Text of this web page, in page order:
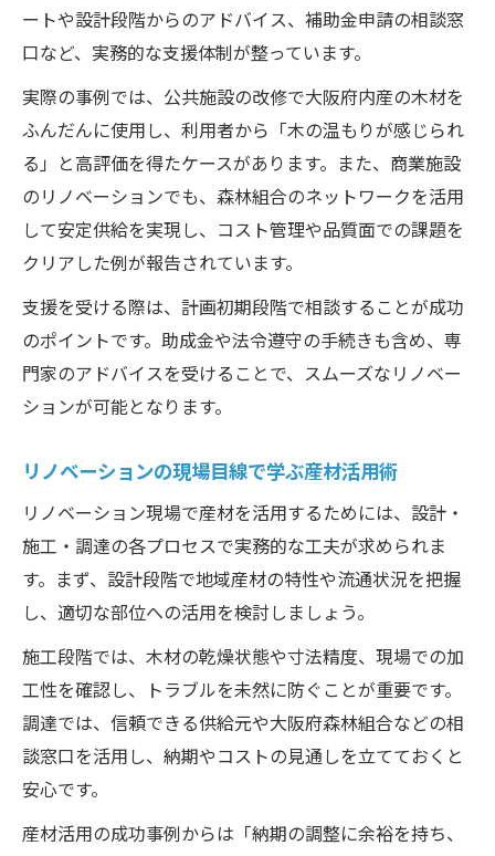
ートや設計段階からのアドバイス、補助金申請の相談窓
口など、実務的な支援体制が整っています。
実際の事例では、公共施設の改修で大阪府内産の木材を
ふんだんに使用し、利用者から「木の温もりが感じられ
る」と高評価を得たケースがあります。また、商業施設
のリノベーションでも、森林組合のネットワークを活用
して安定供給を実現し、コスト管理や品質面での課題を
クリアした例が報告されています。
支援を受ける際は、計画初期段階で相談することが成功
のポイントです。助成金や法令遵守の手続きも含め、専
門家のアドバイスを受けることで、スムーズなリノベー
ションが可能となります。
リノベーションの現場目線で学ぶ産材活用術
リノベーション現場で産材を活用するためには、設計・
施工・調達の各プロセスで実務的な工夫が求められま
す。まず、設計段階で地域産材の特性や流通状況を把握
し、適切な部位への活用を検討しましょう。
施工段階では、木材の乾燥状態や寸法精度、現場での加
工性を確認し、トラブルを未然に防ぐことが重要です。
調達では、信頼できる供給元や大阪府森林組合などの相
談窓口を活用し、納期やコストの見通しを立てておくと
安心です。
産材活用の成功事例からは「納期の調整に余裕を持ち、